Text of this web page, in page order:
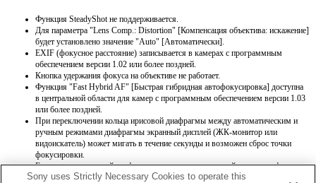
Функция SteadyShot не поддерживается.
Для параметра "Lens Comp.: Distortion" [Компенсация объектива: искажение]
будет установлено значение "Auto" [Автоматически].
EXIF (фокусное расстояние) записывается в камерах с программным
обеспечением версии 1.02 или более поздней.
Кнопка удержания фокуса на объективе не работает.
Функция "Fast Hybrid AF" [Быстрая гибридная автофокусировка] доступна
в центральной области для камер с программным обеспечением версии 1.03
или более поздней.
При переключении кольца ирисовой диафрагмы между автоматическим и
ручным режимами диафрагмы экранный дисплей (ЖК-монитор или
видоискатель) может мигать в течение секунды и возможен сброс точки
фокусировки.
Если кольцо ирисовой диафрагмы установлено в ручной режим диафрагмы,
информация о модели объектива и максимальном значении диафрагмы в
Sony uses Strictly Necessary Cookies to operate this